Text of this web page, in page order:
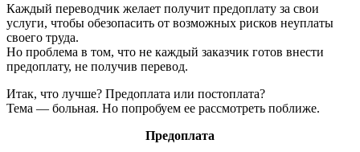
Каждый переводчик желает получит предоплату за свои
услуги, чтобы обезопасить от возможных рисков неуплаты
своего труда.
Но проблема в том, что не каждый заказчик готов внести
предоплату, не получив перевод.
Итак, что лучше? Предоплата или постоплата?
Тема — больная. Но попробуем ее рассмотреть поближе.
Предоплата